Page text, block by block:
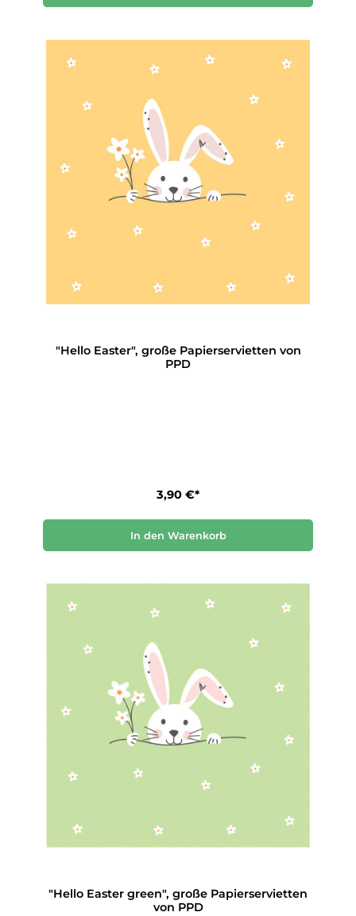
"Hello Easter", große Papierservietten von
PPD
3,90 €*
In den Warenkorb
"Hello Easter green", große Papierservietten
von PPD